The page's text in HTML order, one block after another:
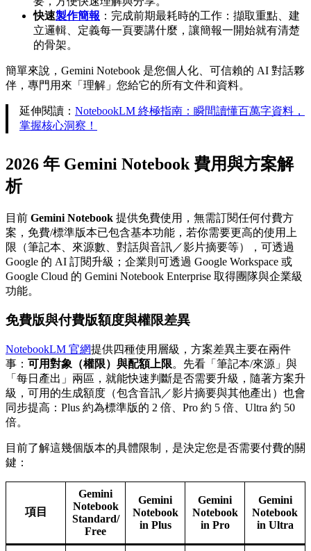
快速製作簡報 ：完成前期最耗時的工作：擷取重點、建
立邏輯、定義每一頁要講什麼，讓簡報一開始就有清楚
的骨架。
簡單來說，Gemini Notebook 是您個人化、可信賴的 AI 對話夥
伴，專門用來「理解」您給它的所有文件和資料。
延伸閱讀： NotebookLM 終極指南：瞬間讀懂百萬字資料，
掌握核心洞察！
2026 年 Gemini Notebook 費用與方案解
析
目前 Gemini Notebook 提供免費使用，無需訂閱任何付費方
案，免費/標準版本已包含基本功能，若你需要更高的使用上
限（筆記本、來源數、對話與音訊／影片摘要等），可透過
Google 的 AI 訂閱升級；企業則可透過 Google Workspace 或
Google Cloud 的 Gemini Notebook Enterprise 取得團隊與企業級
功能。
免費版與付費版額度與權限差異
NotebookLM 官網提供四種使用層級，方案差異主要在兩件
事： 可用對象（權限） 與配額上限。先看「筆記本/來源」與
「每日產出」兩區，就能快速判斷是否需要升級，隨著方案升
級，可用的生成額度（包含音訊／影片摘要與其他產出）也會
同步提高：Plus 約為標準版的 2 倍、Pro 約 5 倍、Ultra 約 50
倍。
目前了解這幾個版本的具體限制，是決定您是否需要付費的關
鍵：
項目
Gemini
Notebook
Standard/
Free
Gemini
Notebook
in Plus
Gemini
Notebook
in Pro
Gemini
Notebook
in Ultra